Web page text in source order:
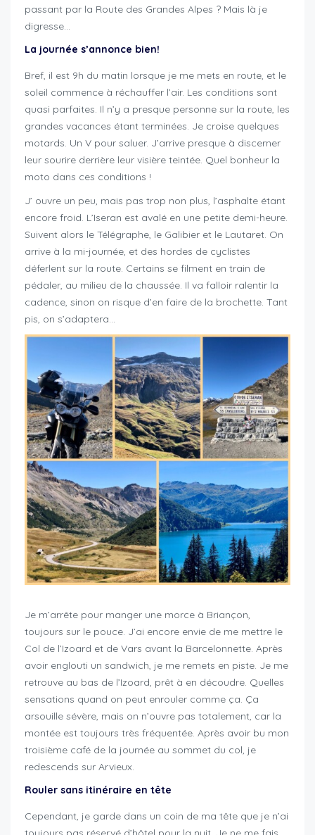
passant par la Route des Grandes Alpes ? Mais là je
digresse…
La journée s’annonce bien!
Bref, il est 9h du matin lorsque je me mets en route, et le
soleil commence à réchauffer l’air. Les conditions sont
quasi parfaites. Il n’y a presque personne sur la route, les
grandes vacances étant terminées. Je croise quelques
motards. Un V pour saluer. J’arrive presque à discerner
leur sourire derrière leur visière teintée. Quel bonheur la
moto dans ces conditions !
J’ ouvre un peu, mais pas trop non plus, l’asphalte étant
encore froid. L’Iseran est avalé en une petite demi-heure.
Suivent alors le Télégraphe, le Galibier et le Lautaret. On
arrive à la mi-journée, et des hordes de cyclistes
déferlent sur la route. Certains se filment en train de
pédaler, au milieu de la chaussée. Il va falloir ralentir la
cadence, sinon on risque d’en faire de la brochette. Tant
pis, on s’adaptera…
Je m’arrête pour manger une morce à Briançon,
toujours sur le pouce. J’ai encore envie de me mettre le
Col de l’Izoard et de Vars avant la Barcelonnette. Après
avoir englouti un sandwich, je me remets en piste. Je me
retrouve au bas de l’Izoard, prêt à en découdre. Quelles
sensations quand on peut enrouler comme ça. Ça
arsouille sévère, mais on n’ouvre pas totalement, car la
montée est toujours très fréquentée. Après avoir bu mon
troisième café de la journée au sommet du col, je
redescends sur Arvieux.
Rouler sans itinéraire en tête
Cependant, je garde dans un coin de ma tête que je n’ai